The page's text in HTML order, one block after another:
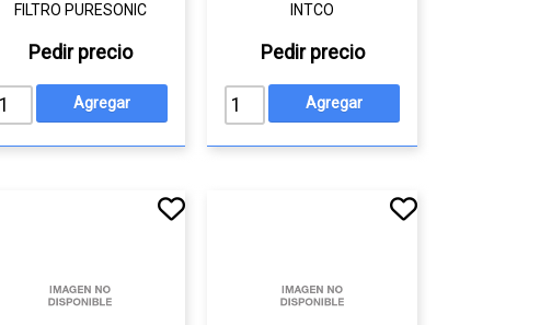
FILTRO PURESONIC
Pedir precio
INTCO
Pedir precio